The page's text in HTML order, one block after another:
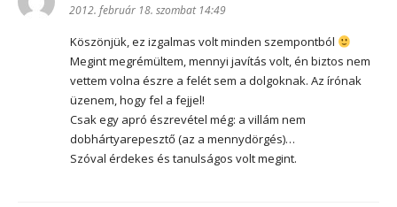
2012. február 18. szombat 14:49
Köszönjük, ez izgalmas volt minden szempontból
Megint megrémültem, mennyi javítás volt, én biztos nem
vettem volna észre a felét sem a dolgoknak. Az írónak
üzenem, hogy fel a fejjel!
Csak egy apró észrevétel még: a villám nem
dobhártyarepesztő (az a mennydörgés)…
Szóval érdekes és tanulságos volt megint.